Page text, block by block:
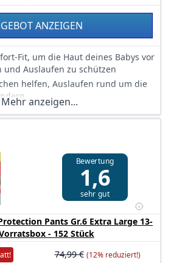
ANZEIGEN
Fit, um die Haut deines Babys vor
und Auslaufen zu schützen
helfen, Auslaufen rund um die
hilft, Auslaufen am Rücken
Bauchbündchen passt sich den
aktiven Babys an
Kern, der Flüssigkeit
zum Anziehen hochziehen,
Seitenbündchen aufreißen,
Klebestreifen einfach entsorgen
bestätigt, dass Pampers Pants bei
sicher sind
verwenden
Mehr anzeigen...
Bewertung
1,6
sehr gut
Pants Gr.6 Extra Large 13-
- 152 Stück
74,99 € (12% reduziert!)